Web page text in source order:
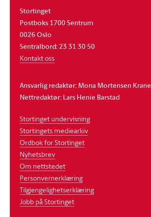
Stortinget
Postboks 1700 Sentrum
0026 Oslo
Sentralbord: 23 31 30 50
Kontakt oss
Ansvarlig redaktør: Mona Mortensen Krane
Nettredaktør: Lars Henie Barstad
Stortinget undervisning
Stortingets mediearkiv
Ordbok for Stortinget
Nyhetsbrev
Om nettstedet
Personvernerklæring
Tilgjengelighetserklæring
Jobb på Stortinget